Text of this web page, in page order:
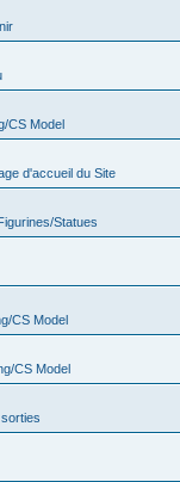
CS Model
d'accueil du Site
Statues
CS Model
CS Model